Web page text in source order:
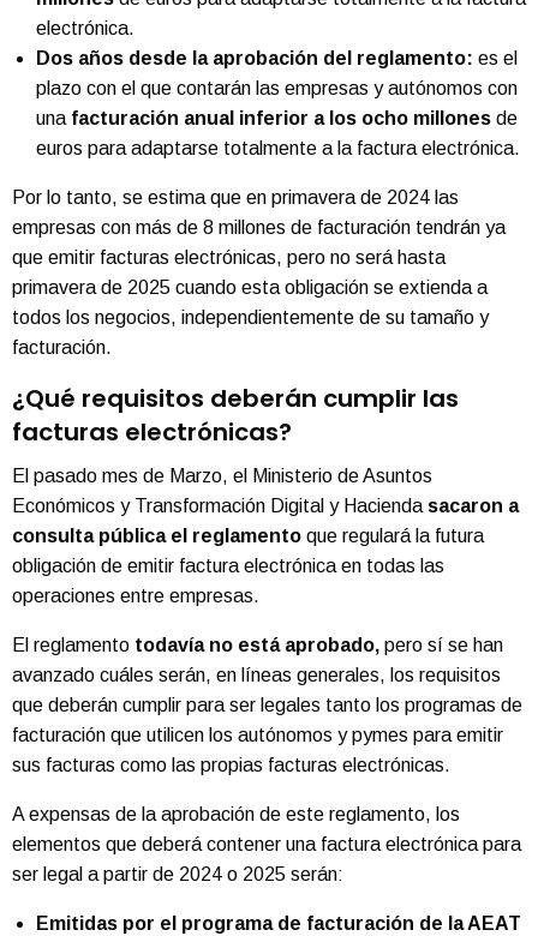
electrónica.
Dos años desde la aprobación del reglamento: es el
plazo con el que contarán las empresas y autónomos con
una facturación anual inferior a los ocho millones de
euros para adaptarse totalmente a la factura electrónica.
Por lo tanto, se estima que en primavera de 2024 las
empresas con más de 8 millones de facturación tendrán ya
que emitir facturas electrónicas, pero no será hasta
primavera de 2025 cuando esta obligación se extienda a
todos los negocios, independientemente de su tamaño y
facturación.
¿Qué requisitos deberán cumplir las
facturas electrónicas?
El pasado mes de Marzo, el Ministerio de Asuntos
Económicos y Transformación Digital y Hacienda sacaron a
consulta pública el reglamento que regulará la futura
obligación de emitir factura electrónica en todas las
operaciones entre empresas.
El reglamento todavía no está aprobado, pero sí se han
avanzado cuáles serán, en líneas generales, los requisitos
que deberán cumplir para ser legales tanto los programas de
facturación que utilicen los autónomos y pymes para emitir
sus facturas como las propias facturas electrónicas.
A expensas de la aprobación de este reglamento, los
elementos que deberá contener una factura electrónica para
ser legal a partir de 2024 o 2025 serán:
Emitidas por el programa de facturación de la AEAT